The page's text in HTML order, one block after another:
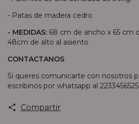
- Patas de madera cedro
- MEDIDAS: 68 cm de ancho x 65 cm
48cm de alto al asiento
CONTACTANOS
Si queres comunicarte con nosotros
escribinos por whatsapp al
Compartir